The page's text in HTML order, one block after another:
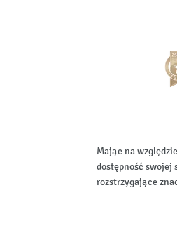
Mając na
dostępność
rozstrzygające